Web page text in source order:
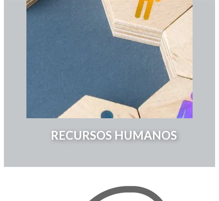
RECURSOS HUMANOS